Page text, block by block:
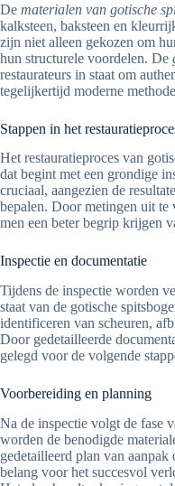
De materialen van gotische
kalksteen, baksteen en
zijn niet alleen gekozen om
hun structurele voordelen. De
restaurateurs in staat om
tegelijkertijd moderne
Stappen in het
Het restauratieproces van
dat begint met een grondige
cruciaal, aangezien de
bepalen. Door metingen uit te
men een beter begrip krijgen
Inspectie en documentatie
Tijdens de inspectie worden
staat van de gotische
identificeren van scheuren,
Door gedetailleerde
gelegd voor de volgende
Voorbereiding en planning
Na de inspectie volgt de fase
worden de benodigde
gedetailleerd plan van aanpak
belang voor het succesvol